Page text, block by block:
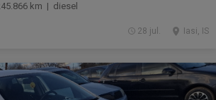
km | diesel
Iasi, IS
28 jul.